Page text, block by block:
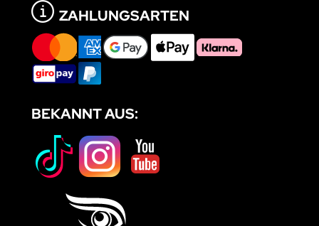
ZAHLUNGSARTEN
BEKANNT AUS: